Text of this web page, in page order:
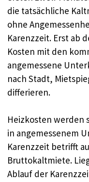
die tatsächliche
ohne
Karenzzeit. Erst ab
Kosten mit den
angemessene
nach Stadt,
differieren.
Heizkosten werden
in angemessenem
Karenzzeit betrifft
Bruttokaltmiete.
Ablauf der